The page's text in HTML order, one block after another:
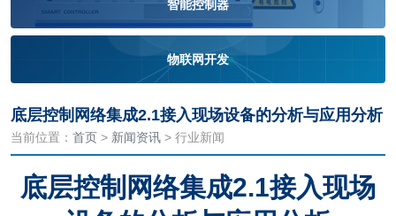
智能控制器
物联网开发
底层控制网络集成2.1接入现场设备的分析与应用分析
当前位置： 首页 > 新闻资讯 > 行业新闻
底层控制网络集成2.1接入现场